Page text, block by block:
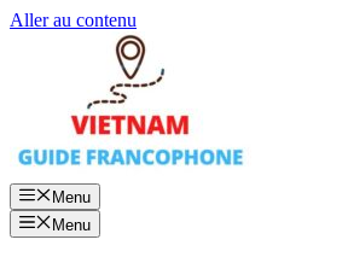
Aller au contenu
Menu
Menu